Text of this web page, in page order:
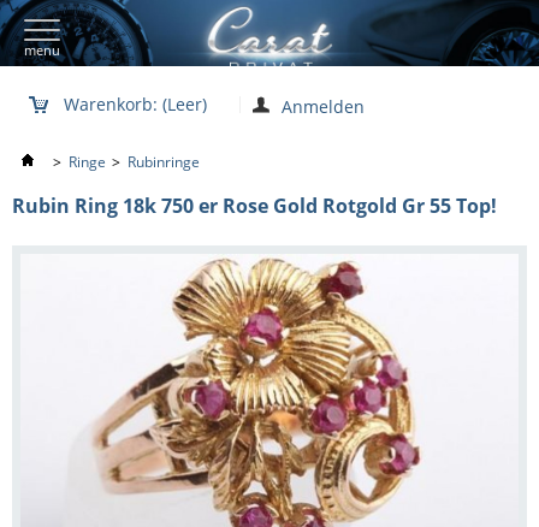
menu
Warenkorb: (Leer) Anmelden
> Ringe > Rubinringe
Rubin Ring 18k 750 er Rose Gold Rotgold Gr 55 Top!